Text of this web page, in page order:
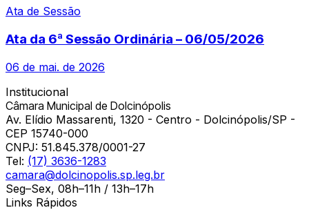
Ata de Sessão
Ata da 6ª Sessão Ordinária – 06/05/2026
06 de mai. de 2026
Institucional
Câmara Municipal de Dolcinópolis
Av. Elídio Massarenti, 1320 - Centro - Dolcinópolis/SP -
CEP 15740-000
CNPJ: 51.845.378/0001-27
Tel: (17) 3636-1283
camara@dolcinopolis.sp.leg.br
Seg–Sex, 08h–11h / 13h–17h
Links Rápidos